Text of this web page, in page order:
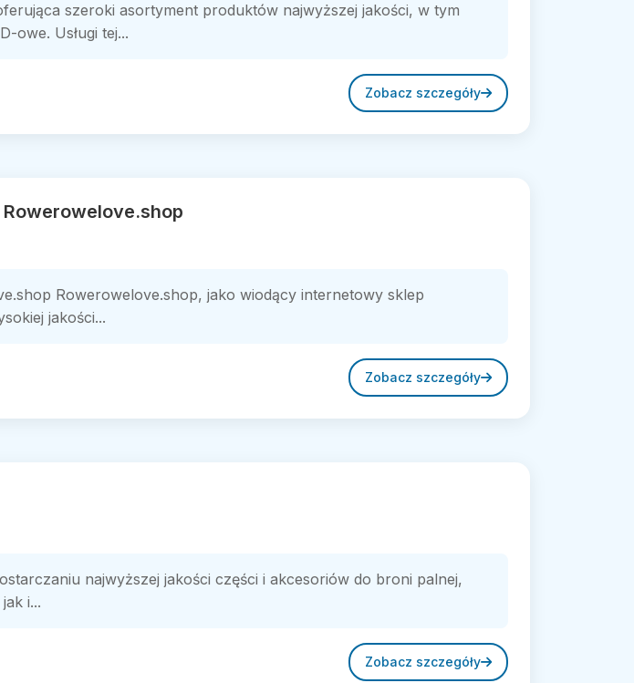
szeroki asortyment produktów najwyższej jakości, w tym
owe. Usługi tej...
Zobacz szczegóły
Rowerowelove.shop, jako wiodący internetowy sklep
jakości...
Zobacz szczegóły
najwyższej jakości części i akcesoriów do broni palnej,
i...
Zobacz szczegóły